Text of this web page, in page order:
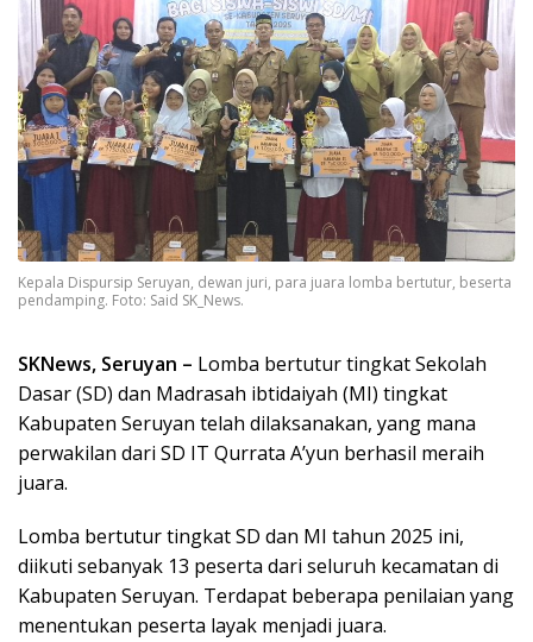
Kepala Dispursip Seruyan, dewan juri, para juara lomba bertutur, beserta
pendamping. Foto: Said SK_News.
SKNews, Seruyan – Lomba bertutur tingkat Sekolah
Dasar (SD) dan Madrasah ibtidaiyah (MI) tingkat
Kabupaten Seruyan telah dilaksanakan, yang mana
perwakilan dari SD IT Qurrata A’yun berhasil meraih
juara.
Lomba bertutur tingkat SD dan MI tahun 2025 ini,
diikuti sebanyak 13 peserta dari seluruh kecamatan di
Kabupaten Seruyan. Terdapat beberapa penilaian yang
menentukan peserta layak menjadi juara.